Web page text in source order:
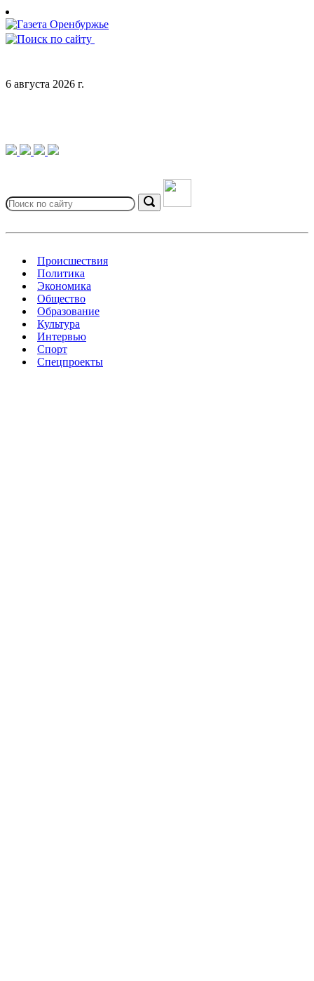
Skip
to
content
6 августа 2026 г.
for:
Search
Происшествия
Политика
Экономика
Общество
Образование
Культура
Интервью
Спорт
Спецпроекты